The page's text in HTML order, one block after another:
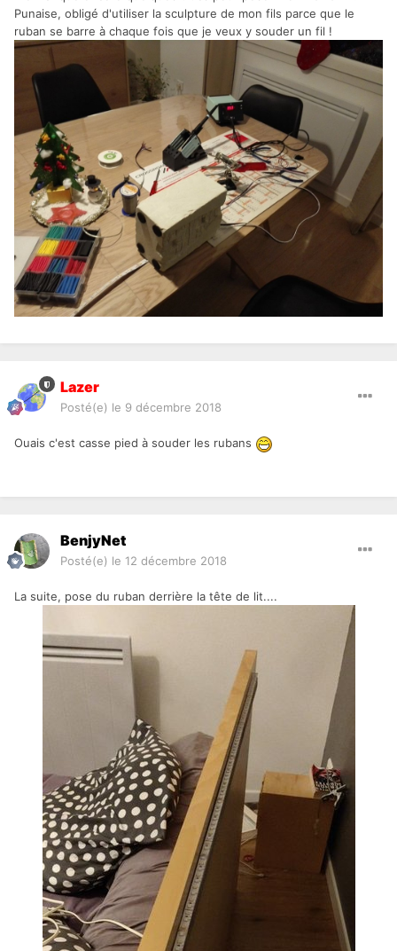
Punaise, obligé d'utiliser la sculpture de mon fils parce que le
ruban se barre à chaque fois que je veux y souder un fil !
Lazer
Posté(e) le 9 décembre 2018
Ouais c'est casse pied à souder les rubans
BenjyNet
Posté(e) le 12 décembre 2018
La suite, pose du ruban derrière la tête de lit....